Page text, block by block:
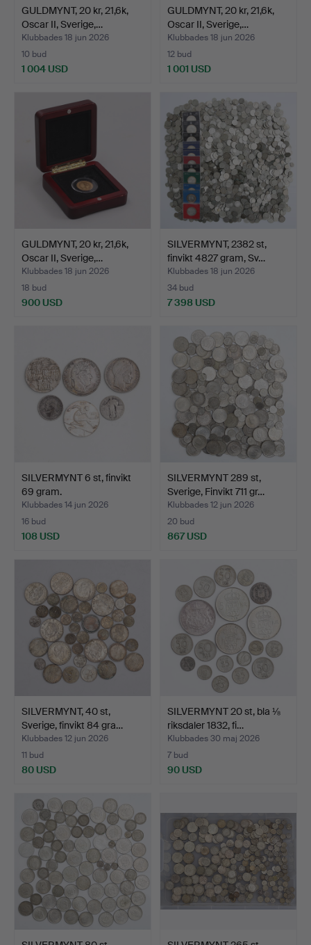
GULDMYNT, 20 kr, 21,6k,
Oscar II, Sverige,…
Klubbades 18 jun 2026
10 bud
1 004 USD
GULDMYNT, 20 kr, 21,6k,
Oscar II, Sverige,…
Klubbades 18 jun 2026
12 bud
1 001 USD
GULDMYNT, 20 kr, 21,6k,
Oscar II, Sverige,…
Klubbades 18 jun 2026
18 bud
900 USD
SILVERMYNT, 2382 st,
finvikt 4827 gram, Sv…
Klubbades 18 jun 2026
34 bud
7 398 USD
SILVERMYNT 6 st, finvikt
69 gram.
Klubbades 14 jun 2026
16 bud
108 USD
SILVERMYNT 289 st,
Sverige, Finvikt 711 gr…
Klubbades 12 jun 2026
20 bud
867 USD
SILVERMYNT, 40 st,
Sverige, finvikt 84 gra…
Klubbades 12 jun 2026
11 bud
80 USD
SILVERMYNT 20 st, bla ⅛
riksdaler 1832, fi…
Klubbades 30 maj 2026
7 bud
90 USD